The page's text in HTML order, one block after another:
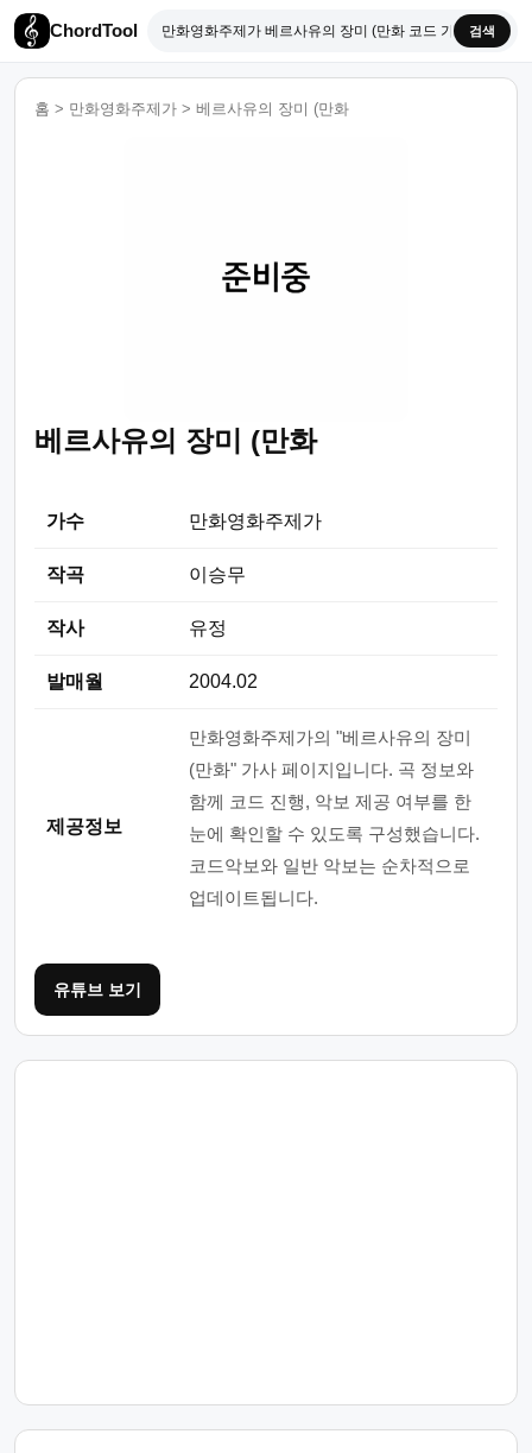
ChordTool 검색
홈 > 만화영화주제가 > 베르사유의 장미 (만화
베르사유의 장미 (만화
가수 만화영화주제가
작곡 이승무
작사 유정
발매월 2004.02
제공정보
만화영화주제가의 "베르사유의 장미
(만화" 가사 페이지입니다. 곡 정보와
함께 코드 진행, 악보 제공 여부를 한
눈에 확인할 수 있도록 구성했습니다.
코드악보와 일반 악보는 순차적으로
업데이트됩니다.
유튜브 보기